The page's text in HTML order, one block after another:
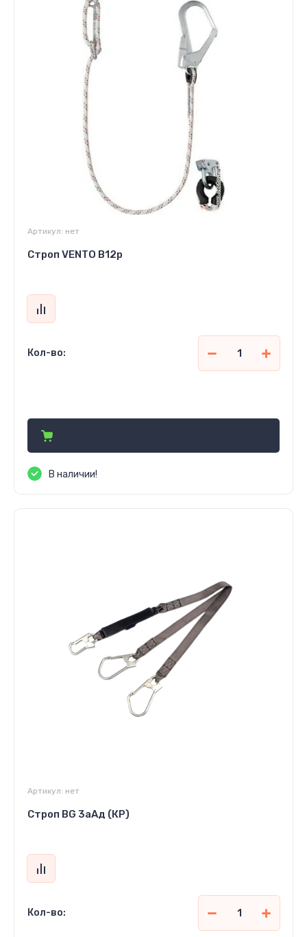
Артикул: нет
Строп VENTO В12р
Кол-во:
В наличии!
Артикул: нет
Строп BG 3аАд (КР)
Кол-во: